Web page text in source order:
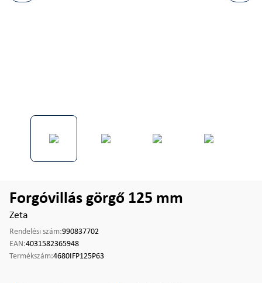
Forgóvillás görgő 125 mm
Zeta
Rendelési szám:990837702
EAN:4031582365948
Termékszám:4680IFP125P63